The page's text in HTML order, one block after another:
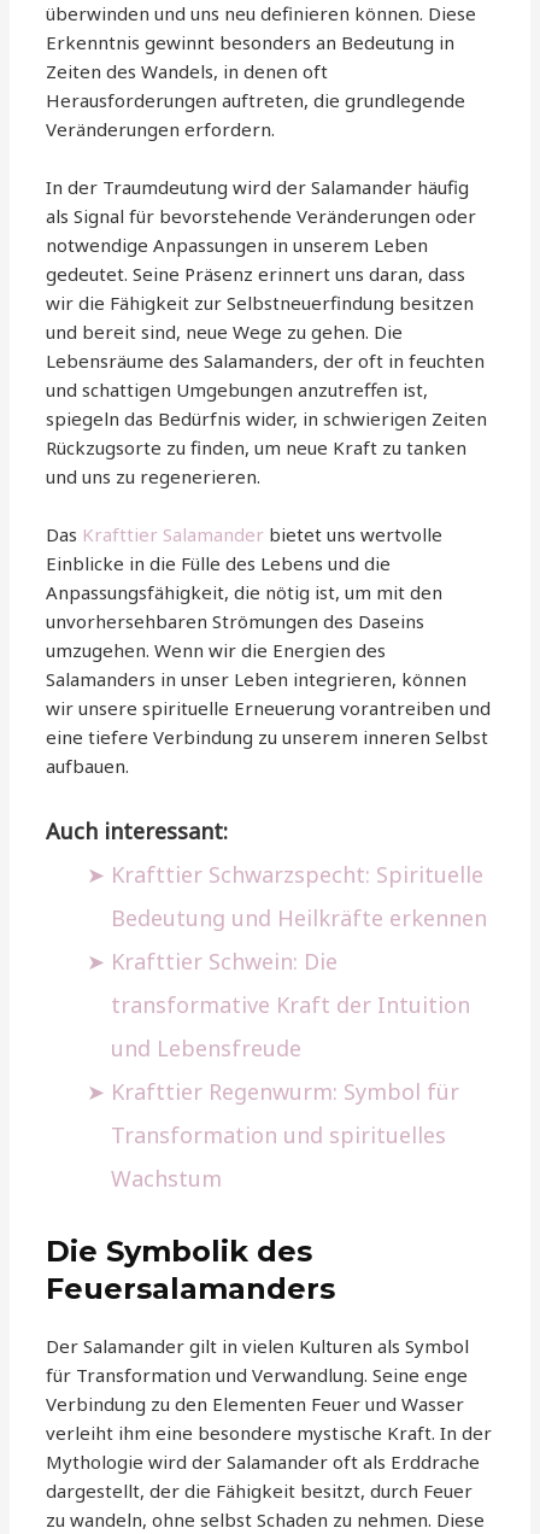
überwinden und uns neu definieren können. Diese
Erkenntnis gewinnt besonders an Bedeutung in
Zeiten des Wandels, in denen oft
Herausforderungen auftreten, die grundlegende
Veränderungen erfordern.
In der Traumdeutung wird der Salamander häufig
als Signal für bevorstehende Veränderungen oder
notwendige Anpassungen in unserem Leben
gedeutet. Seine Präsenz erinnert uns daran, dass
wir die Fähigkeit zur Selbstneuerfindung besitzen
und bereit sind, neue Wege zu gehen. Die
Lebensräume des Salamanders, der oft in feuchten
und schattigen Umgebungen anzutreffen ist,
spiegeln das Bedürfnis wider, in schwierigen Zeiten
Rückzugsorte zu finden, um neue Kraft zu tanken
und uns zu regenerieren.
Das Krafttier Salamander bietet uns wertvolle
Einblicke in die Fülle des Lebens und die
Anpassungsfähigkeit, die nötig ist, um mit den
unvorhersehbaren Strömungen des Daseins
umzugehen. Wenn wir die Energien des
Salamanders in unser Leben integrieren, können
wir unsere spirituelle Erneuerung vorantreiben und
eine tiefere Verbindung zu unserem inneren Selbst
aufbauen.
Auch interessant:
Krafttier Schwarzspecht: Spirituelle
Bedeutung und Heilkräfte erkennen
Krafttier Schwein: Die
transformative Kraft der Intuition
und Lebensfreude
Krafttier Regenwurm: Symbol für
Transformation und spirituelles
Wachstum
Die Symbolik des
Feuersalamanders
Der Salamander gilt in vielen Kulturen als Symbol
für Transformation und Verwandlung. Seine enge
Verbindung zu den Elementen Feuer und Wasser
verleiht ihm eine besondere mystische Kraft. In der
Mythologie wird der Salamander oft als Erddrache
dargestellt, der die Fähigkeit besitzt, durch Feuer
zu wandeln, ohne selbst Schaden zu nehmen. Diese